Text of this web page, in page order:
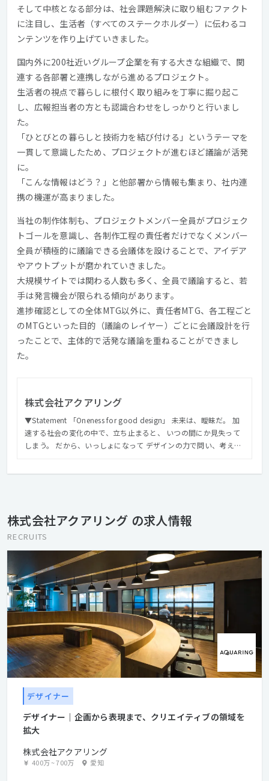
そして中核となる部分は、社会課題解決に取り組むファクト
に注目し、生活者（すべてのステークホルダー）に伝わるコ
ンテンツを作り上げていきました。
国内外に200社近いグループ企業を有する大きな組織で、関
連する各部署と連携しながら進めるプロジェクト。
生活者の視点で暮らしに根付く取り組みを丁寧に掘り起こ
し、広報担当者の方とも認識合わせをしっかりと行いまし
た。
「ひとびとの暮らしと技術力を結び付ける」というテーマを
一貫して意識したため、プロジェクトが進むほど議論が活発
に。
「こんな情報はどう？」と他部署から情報も集まり、社内連
携の機運が高まりました。
当社の制作体制も、プロジェクトメンバー全員がプロジェク
トゴールを意識し、各制作工程の責任者だけでなくメンバー
全員が積極的に議論できる会議体を設けることで、アイデア
やアウトプットが磨かれていきました。
大規模サイトでは関わる人数も多く、全員で議論すると、若
手は発言機会が限られる傾向があります。
進捗確認としての全体MTG以外に、責任者MTG、各工程ごと
のMTGといった目的（議論のレイヤー）ごとに会議設計を行
ったことで、主体的で活発な議論を重ねることができまし
た。
株式会社アクアリング
▼Statement 「Oneness for good design」 未来は、曖昧だ。 加
速する社会の変化の中で、立ち止まると、 いつの間にか見失って
しまう。 だから、いっしょになって デザインの力で問い、考え、
門性が集まって仲間となることが、アクアリングの提供価値。 デ
ザインの力で向かうべき未来を見つけることを社会に貢献できる
▼Value ◎自分自身の価値観「いいモノをつくる」 一人一人
が、プロとしてこだわる。 どんなことにも本質を探究しなが
ら、誇りを持って、自分の仕事をとことん磨く。 ◎自分と組織の
価値観「チームの力を信じる」 いっしょにやれば、できるかもし
れない。 仲間を信じて求めあい、助けあい、高めあいながら、 一
人ではできないことを、チームで実現する。 ◎自分と社会の価値
観「理想へ背伸びをする」 どんなことも、始まりは「やってみ
る」から。 理想の社会から、自分の必要なことを見つけだし、果
敢に挑み、積み重ね、到達する。
株式会社アクアリング の求人情報
RECRUITS
デザイナー
デザイナー｜企画から表現まで、クリエイティブの領域を
拡大
株式会社アクアリング
400万~700万 愛知